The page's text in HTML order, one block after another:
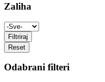
Zaliha
Filtriraj
Reset
Odabrani filteri